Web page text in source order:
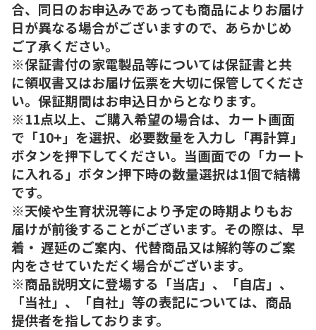
合、同日のお申込みであっても商品によりお届け
日が異なる場合がございますので、あらかじめ
ご了承ください。
※保証書付の家電製品等については保証書と共
に領収書又はお届け伝票を大切に保管してくださ
い。保証期間はお申込日からとなります。
※11点以上、ご購入希望の場合は、カート画面
で「10+」を選択、必要数量を入力し「再計算」
ボタンを押下してください。当画面での「カート
に入れる」ボタン押下時の数量選択は1個で結構
です。
※天候や生育状況等により予定の時期よりもお
届けが前後することがございます。その際は、早
着・ 遅延のご案内、代替商品又は解約等のご案
内をさせていただく場合がございます。
※商品説明文に登場する「当店」、「自店」、
「当社」、「自社」等の表記については、商品
提供者を指しております。